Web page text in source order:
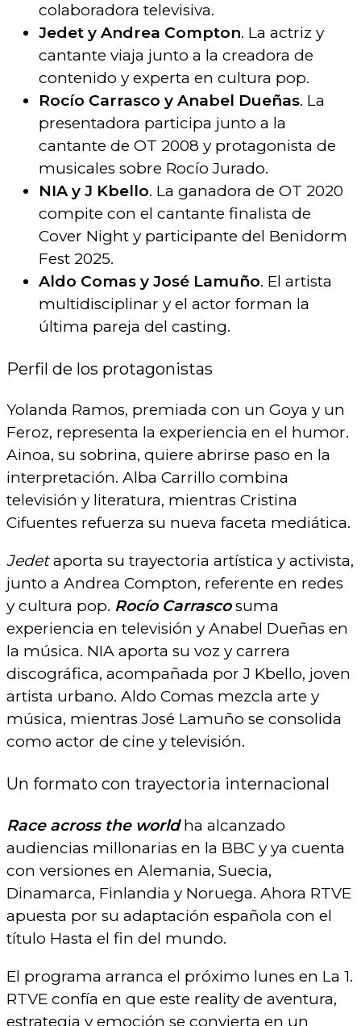
colaboradora televisiva.
Jedet y Andrea Compton. La actriz y
cantante viaja junto a la creadora de
contenido y experta en cultura pop.
Rocío Carrasco y Anabel Dueñas. La
presentadora participa junto a la
cantante de OT 2008 y protagonista de
musicales sobre Rocío Jurado.
NIA y J Kbello. La ganadora de OT 2020
compite con el cantante finalista de
Cover Night y participante del Benidorm
Fest 2025.
Aldo Comas y José Lamuño. El artista
multidisciplinar y el actor forman la
última pareja del casting.
Perfil de los protagonistas
Yolanda Ramos, premiada con un Goya y un
Feroz, representa la experiencia en el humor.
Ainoa, su sobrina, quiere abrirse paso en la
interpretación. Alba Carrillo combina
televisión y literatura, mientras Cristina
Cifuentes refuerza su nueva faceta mediática.
Jedetaporta su trayectoria artística y activista,
junto a Andrea Compton, referente en redes
y cultura pop. Rocío Carrascosuma
experiencia en televisión y Anabel Dueñas en
la música. NIA aporta su voz y carrera
discográfica, acompañada por J Kbello, joven
artista urbano. Aldo Comas mezcla arte y
música, mientras José Lamuño se consolida
como actor de cine y televisión.
Un formato con trayectoria internacional
Race across the world ha alcanzado
audiencias millonarias en la BBC y ya cuenta
con versiones en Alemania, Suecia,
Dinamarca, Finlandia y Noruega. Ahora RTVE
apuesta por su adaptación española con el
título Hasta el fin del mundo.
El programa arranca el próximo lunes en La 1.
RTVE confía en que este reality de aventura,
estrategia y emoción se convierta en un